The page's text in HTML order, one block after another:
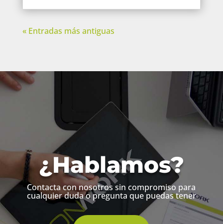
« Entradas más antiguas
¿Hablamos?
Contacta con nosotros sin compromiso para
cualquier duda o pregunta que puedas tener